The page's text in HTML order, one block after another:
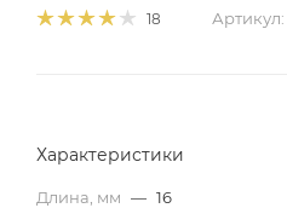
18 Артикул:
Характеристики
Длина, мм — 16